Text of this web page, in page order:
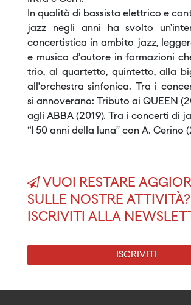
In qualità di bassista elettrico e
jazz negli anni ha svolto
concertistica in ambito jazz,
e musica d’autore in formazioni
trio, al quartetto, quintetto, alla
all’orchestra sinfonica. Tra i
si annoverano: Tributo ai QUEEN
agli ABBA (2019). Tra i concerti di
“I 50 anni della luna” con A. Cerino
VUOI RESTARE
SULLE NOSTRE ATTIVITÀ?
ISCRIVITI ALLA
ISCRIVITI